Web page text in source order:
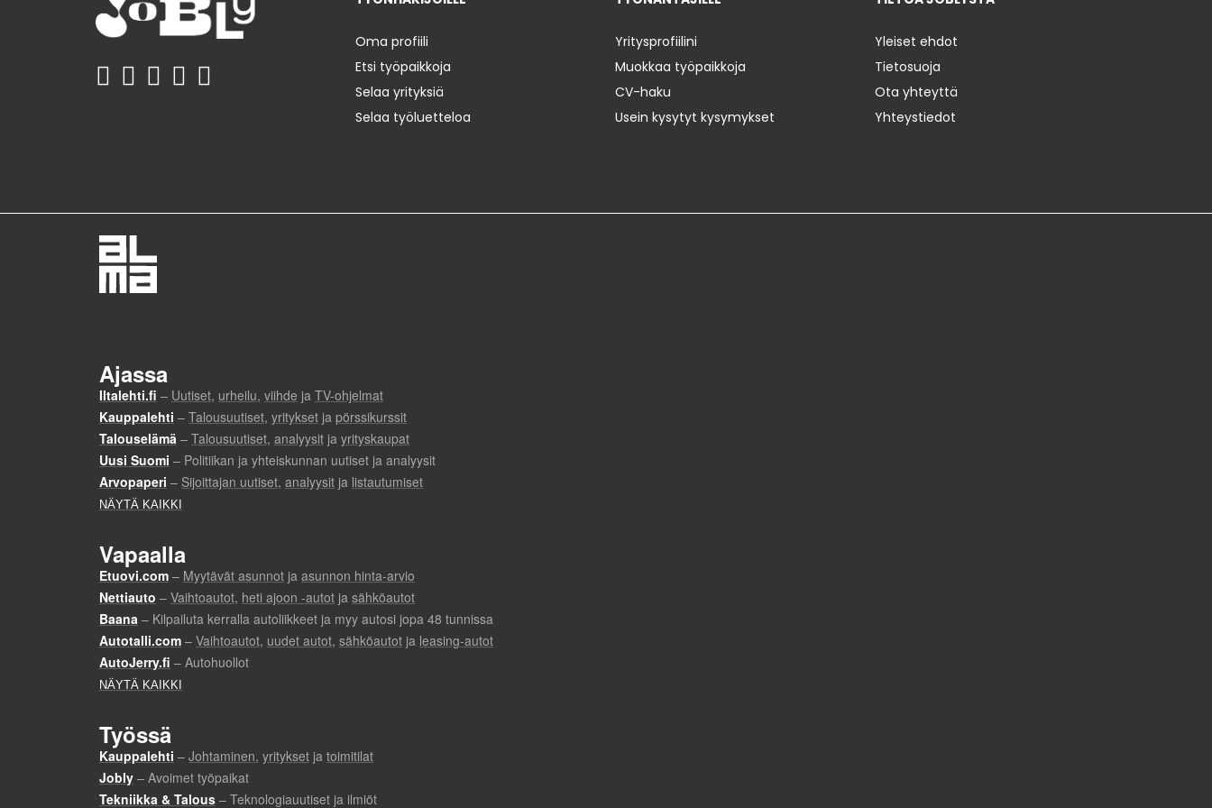
Oma profiili
Etsi työpaikkoja
Selaa yrityksiä
Selaa työluetteloa
Yritysprofiilini
Muokkaa työpaikkoja
CV-haku
Usein kysytyt kysymykset
Yleiset ehdot
Tietosuoja
Ota yhteyttä
Yhteystiedot